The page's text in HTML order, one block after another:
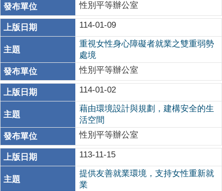
性別平等辦公室
114-01-09
重視女性身心障礙者就業之雙重弱勢
處境
性別平等辦公室
114-01-02
藉由環境設計與規劃，建構安全的生
活空間
性別平等辦公室
113-11-15
提供友善就業環境，支持女性重新就
業